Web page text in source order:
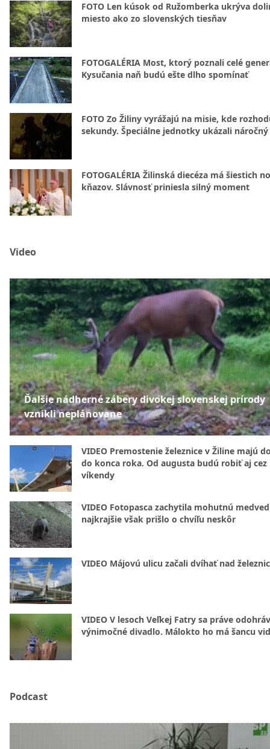
FOTO Len kúsok od Ružomberka ukrýva
miesto ako zo slovenských tiesňav
FOTOGALÉRIA Most, ktorý poznali celé
Kysučania naň budú ešte dlho spomínať
FOTO Zo Žiliny vyrážajú na misie, kde
sekundy. Špeciálne jednotky ukázali
FOTOGALÉRIA Žilinská diecéza má šiestich
kňazov. Slávnosť priniesla silný moment
Video
Ďalšie nádherné zábery divokej slovenskej prírody
vznikli neplánovane
VIDEO Premostenie železnice v Žiline majú
do konca roka. Od augusta budú robiť aj cez
víkendy
VIDEO Fotopasca zachytila mohutnú
najkrajšie však prišlo o chvíľu neskôr
VIDEO Májovú ulicu začali dvíhať nad
VIDEO V lesoch Veľkej Fatry sa práve
výnimočné divadlo. Málokto ho má šancu
Podcast